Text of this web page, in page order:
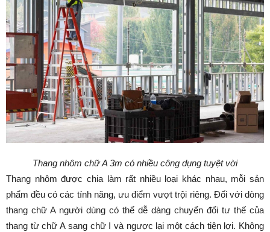
Thang nhôm chữ A 3m có nhiều công dụng tuyệt vời
Thang nhôm được chia làm rất nhiều loại khác nhau, mỗi sản
phẩm đều có các tính năng, ưu điểm vượt trội riêng. Đối với dòng
thang chữ A người dùng có thể dễ dàng chuyển đổi tư thế của
thang từ chữ A sang chữ I và ngược lại một cách tiện lợi. Không